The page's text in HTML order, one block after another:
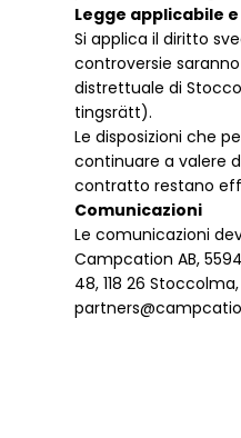
Legge applicabile
Si applica il diritto
controversie
distrettuale di
tingsrätt).
Le disposizioni che
continuare a valere
contratto restano
Comunicazioni
Le comunicazioni
Campcation AB,
48, 118 26 Stoccolma,